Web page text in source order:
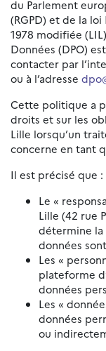
du Parlement
(RGPD) et de la
1978 modifiée
Données (DPO)
contacter par
ou à l’adresse
Cette politique a
droits et sur les
Lille lorsqu’un
concerne en tant
Il est précisé que :
Le «
Lille (42 rue
détermine la
données
Les «
plateforme
données
Les «
données
ou